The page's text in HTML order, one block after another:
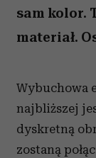
sam kolor.
materiał.
Wybuchowa
najbliższej
dyskretną
zostaną